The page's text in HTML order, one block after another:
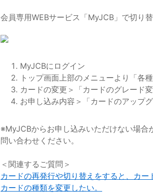
会員専用WEBサービス「MyJCB」で切り
MyJCBにログイン
トップ画面上部のメニューより「各
カードの変更＞「カードのグレード
お申し込み内容＞「カードのアップ
※MyJCBからお申し込みいただけない場
問い合わせください。
＜関連するご質問＞
カードの再発行や切り替えをすると、カー
カードの種類を変更したい。